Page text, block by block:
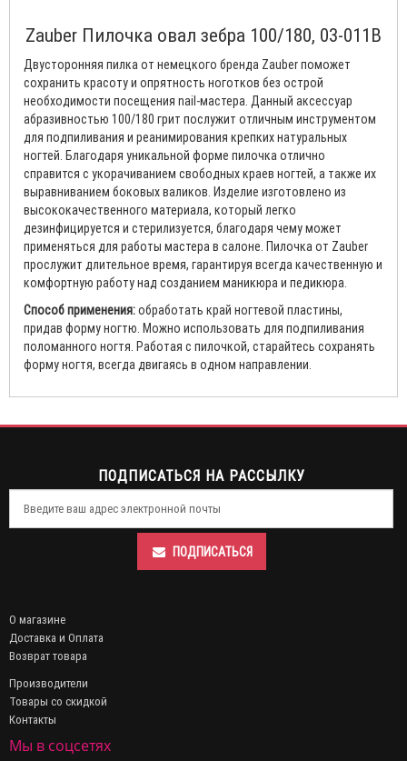
Zauber Пилочка овал зебра 100/180, 03-011B
Двусторонняя пилка от немецкого бренда Zauber поможет
сохранить красоту и опрятность ноготков без острой
необходимости посещения nail-мастера. Данный аксессуар
абразивностью 100/180 грит послужит отличным инструментом
для подпиливания и реанимирования крепких натуральных
ногтей. Благодаря уникальной форме пилочка отлично
справится с укорачиванием свободных краев ногтей, а также их
выравниванием боковых валиков. Изделие изготовлено из
высококачественного материала, который легко
дезинфицируется и стерилизуется, благодаря чему может
применяться для работы мастера в салоне. Пилочка от Zauber
прослужит длительное время, гарантируя всегда качественную и
комфортную работу над созданием маникюра и педикюра.
Способ применения:обработать край ногтевой пластины,
придав форму ногтю. Можно использовать для подпиливания
поломанного ногтя. Работая с пилочкой, старайтесь сохранять
форму ногтя, всегда двигаясь в одном направлении.
ПОДПИСАТЬСЯ НА РАССЫЛКУ
ПОДПИСАТЬСЯ
О магазине
Доставка и Оплата
Возврат товара
Производители
Товары со скидкой
Контакты
Мы в соцсетях